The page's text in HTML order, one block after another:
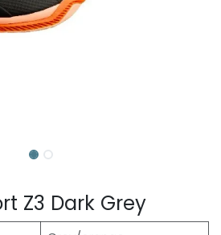
Z3 Dark Grey